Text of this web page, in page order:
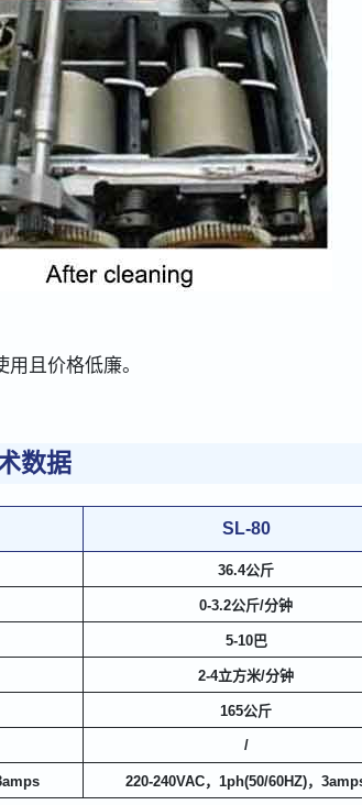
且价格低廉。
数据
SL-80
36.4公斤
0-3.2公斤/分钟
5-10巴
2-4立方米/分钟
165公斤
/
220-240VAC，1ph(50/60HZ)，